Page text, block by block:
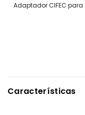
Adaptador CIFEC
Características